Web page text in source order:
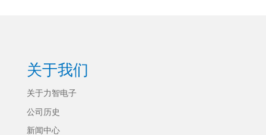
关于我们
关于力智电子
公司历史
新闻中心